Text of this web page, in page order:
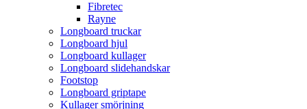
Fibretec
Rayne
Longboard truckar
Longboard hjul
Longboard kullager
Longboard slidehandskar
Footstop
Longboard griptape
Kullager smörjning